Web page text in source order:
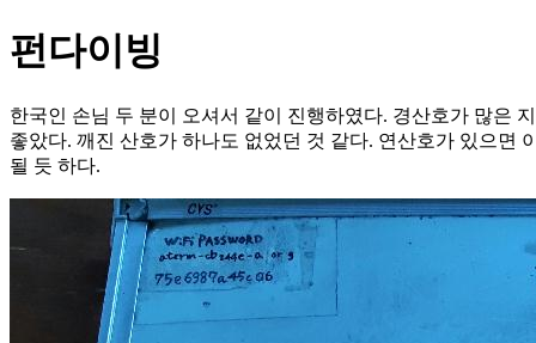
펀다이빙
한국인 손님 두 분이 오셔서 같이 진행하였다. 경산호가 많은
좋았다. 깨진 산호가 하나도 없었던 것 같다. 연산호가 있으면
될 듯 하다.